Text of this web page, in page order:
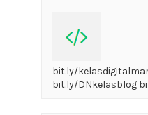
bit.ly/
bit.ly/DNkelasblog